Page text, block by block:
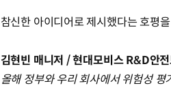
참신한 아이디어로 제시했다는 호평
김현빈 매니저 / 현대모비스 R&D안
올해 정부와 우리 회사에서 위험성